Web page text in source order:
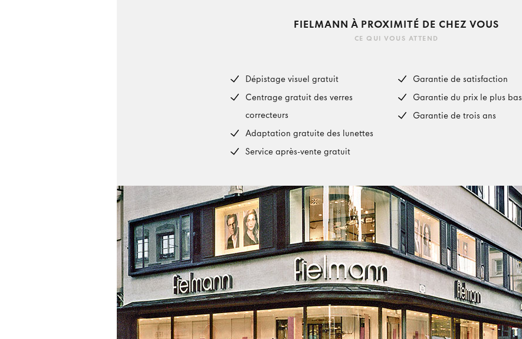
FIELMANN À PROXIMITÉ DE CHEZ VOUS
CE QUI VOUS ATTEND
Dépistage visuel gratuit
Centrage gratuit des verres
correcteurs
Adaptation gratuite des lunettes
Service après-vente gratuit
Garantie de satisfaction
Garantie du prix le plus bas
Garantie de trois ans